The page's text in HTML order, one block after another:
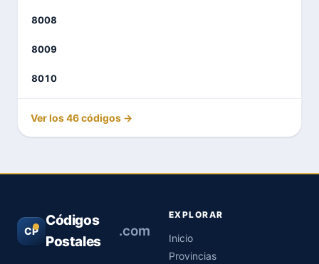
8008
8009
8010
Ver los 46 códigos →
CP
Códigos
Postales
.com
EXPLORAR
Inicio
Provincias